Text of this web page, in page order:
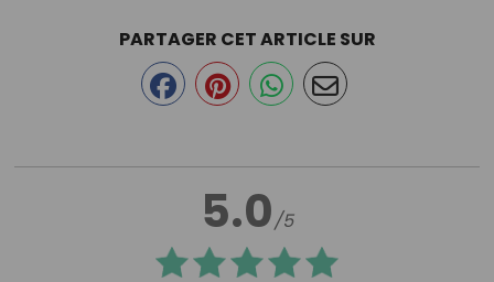
5.0/5
PARTAGER CET ARTICLE SUR